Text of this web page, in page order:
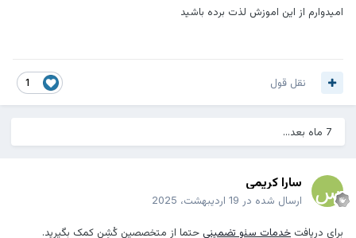
امیدوارم از این اموزش لذت برده باشید
نقل قول
7 ماه بعد...
سارا کریمی
ارسال شده در 19 اردیبهشت، 2025
برای دریافت خدمات سئو تضمینیحتما از متخصصین کُشِن کمک بگیرید.